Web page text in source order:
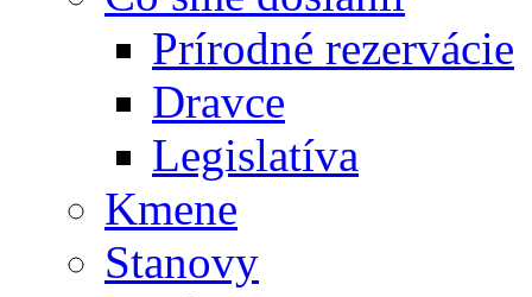
Prírodné rezervácie
Dravce
Legislatíva
Kmene
Stanovy